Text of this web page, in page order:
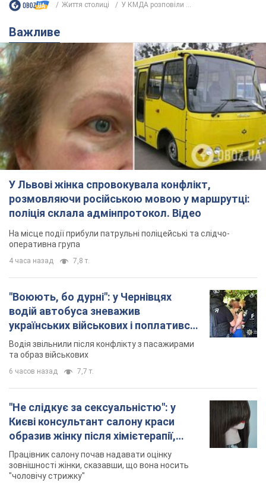
Життя столиці У КМДА розповіли ...
Важливе
У Львові жінка спровокувала конфлікт,
розмовляючи російською мовою у маршрутці:
поліція склала адмінпротокол. Відео
На місце події прибули патрульні поліцейські та слідчо-
оперативна група
4 часа назад 7,8 т.
"Воюють, бо дурні": у Чернівцях
водій автобуса зневажив
українських військових і поплатився.
Відео
Водія звільнили після конфлікту з пасажирами
та образ військових
6 часов назад 7,7 т.
"Не слідкує за сексуальністю": у
Києві консультант салону краси
образив жінку після хімієтерапії,
розгорівся скандал. Фото
Працівник салону почав надавати оцінку
зовнішності жінки, сказавши, що вона носить
"чоловічу стрижку"